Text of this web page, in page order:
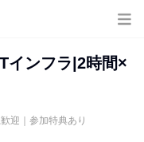
インフラ|2時間×
迎｜参加特典あり